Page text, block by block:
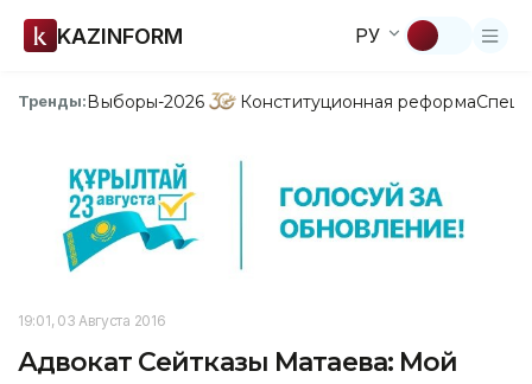
KAZINFORM РУ
Тренды:Выборы-2026 Конституционная реформа
19:01, 03 Августа 2016
Адвокат Сейтказы Матаева: Мой